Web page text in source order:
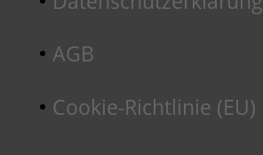
AGB
Cookie-Richtlinie (EU)